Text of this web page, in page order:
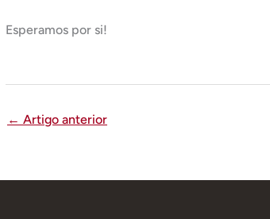
Esperamos por si!
← Artigo anterior